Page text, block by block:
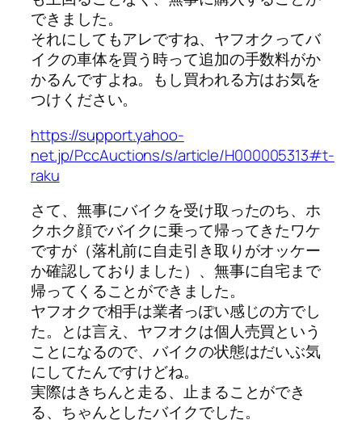
できました。
それにしてもアレですね、ヤフオクってバ
イクの車体を買う時って追加の手数料がか
かるんですよね。もし買われる方はお気を
つけください。
https://support.yahoo-
net.jp/PccAuctions/s/article/H000005313#t-
raku
さて、無事にバイクを受け取ったのち、ホ
クホク顔でバイクに乗って帰ってきたワケ
ですが（落札前に自走引き取りがオッケー
か確認しておりました）、無事に自宅まで
帰ってくることができました。
ヤフオクで相手は業者っぽい感じの方でし
た。とは言え、ヤフオクは個人売買という
ことになるので、バイクの状態はだいぶ気
にしてたんですけどね。
実際はきちんと走る、止まることができ
る、ちゃんとしたバイクでした。